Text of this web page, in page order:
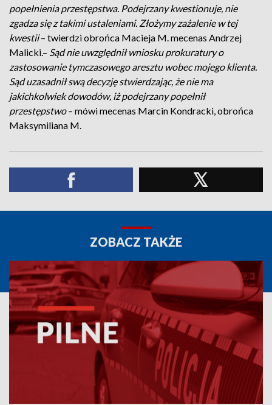
popełnienia przestępstwa. Podejrzany kwestionuje, nie
zgadza się z takimi ustaleniami. Złożymy zażalenie w tej
kwestii– twierdzi obrońca Macieja M. mecenas Andrzej
Malicki.– Sąd nie uwzględnił wniosku prokuratury o
zastosowanie tymczasowego aresztu wobec mojego klienta.
Sąd uzasadnił swą decyzję stwierdzając, że nie ma
jakichkolwiek dowodów, iż podejrzany popełnił
przestępstwo– mówi mecenas Marcin Kondracki, obrońca
Maksymiliana M.
ZOBACZ TAKŻE